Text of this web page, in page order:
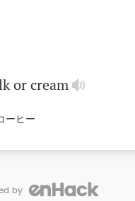
orcream
ーヒー